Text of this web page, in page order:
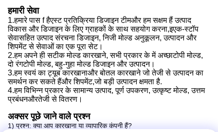
हमारी सेवा
1.हमारे पास f हैएस्ट प्रतिक्रिया डिजाइन टीमऔर हम सक्षम हैं उत्पाद
विकास और डिजाइन के लिए ग्राहकों के साथ सहयोग करना,इएक-स्टॉप
सेवासहित उत्पाद संरचना डिजाइन, निजी मोल्ड अनुकूलन, उत्पादन और
शिपमेंट से सेवाओं का एक पूरा सेट।
2.हम अपने ही सटीक मोल्ड कारखाने, सभी प्रकार के में अच्छाटोपी मोल्ड,
दो रंगटोपी मोल्ड, बहु-गुहा मोल्ड डिजाइन और उत्पादन।
3.हम स्वयं का ट्यूब कारखानाऔर बोतल कारखाने जो तेजी से उत्पादन का
समर्थन कर सकते हैंऔर शिपमेंट,जो बड़ी उत्पादन क्षमता है.
4.हम विभिन्न प्रकार के सामान्य उत्पाद, पूर्ण उपकरण, उत्कृष्ट मोल्ड, उत्तम
प्रबंधनऔरतेजी से वितरण।
अक्सर पूछे जाने वाले प्रश्न
1) प्रश्न: क्या आप कारखाना या व्यापारिक कंपनी हैं?